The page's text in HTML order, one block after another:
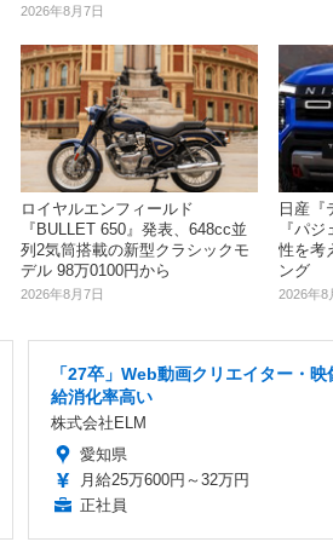
2026年8月7日
ロイヤルエンフィールド
『BULLET 650』発表、648cc並
列2気筒搭載の新型クラシックモ
デル 98万0100円から
2026年8月7日
日産『
『パ
性を考
ング
2026年8
「27卒」Web動画クリエイター・
給消化率高い
株式会社ELM
愛知県
月給25万600円～32万円
正社員